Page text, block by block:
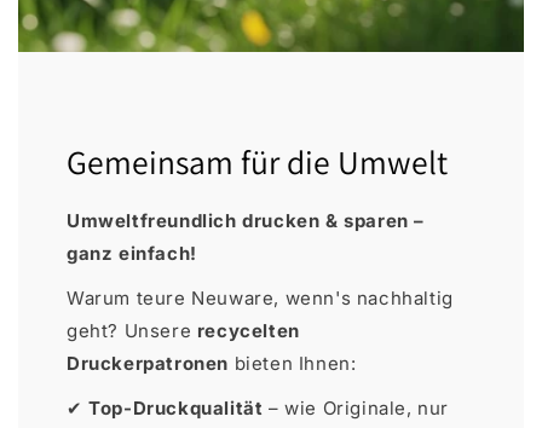
Gemeinsam für die Umwelt
Umweltfreundlich drucken & sparen –
ganz einfach!
Warum teure Neuware, wenn's nachhaltig
geht? Unsere recycelten
Druckerpatronen bieten Ihnen:
✔Top-Druckqualität – wie Originale, nur